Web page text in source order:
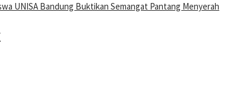
UNISA Bandung Buktikan Semangat Pantang Menyerah